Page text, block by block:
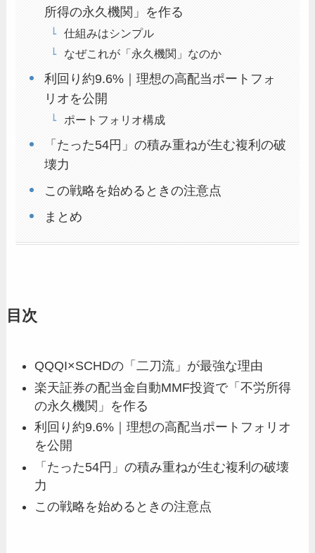
所得の永久機関」を作る
仕組みはシンプル
なぜこれが「永久機関」なのか
利回り約9.6%｜理想の高配当ポートフォ
リオを公開
ポートフォリオ構成
「たった54円」の積み重ねが生む複利の破
壊力
この戦略を始めるときの注意点
まとめ
目次
QQQI×SCHDの「二刀流」が最強な理由
楽天証券の配当金自動MMF投資で「不労所得
の永久機関」を作る
利回り約9.6%｜理想の高配当ポートフォリオ
を公開
「たった54円」の積み重ねが生む複利の破壊
力
この戦略を始めるときの注意点